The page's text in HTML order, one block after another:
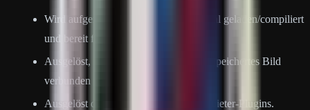
Wird aufgerufen, wenn das Plugin initial geladen/compiliert
und bereit für die Nutzung ist.
Ausgelöst, wenn neue Spieler ohne gespeichertes Bild
verbunden sind.
Ausgelöst durch Aktionen von Drittanbieter-Plugins.